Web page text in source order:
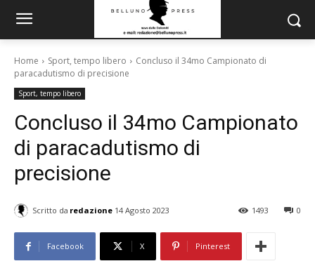
Home Sport, tempo libero
Concluso il 34mo Campionato di
paracadutismo di precisione
Sport, tempo libero
Concluso il 34mo Campionato
di paracadutismo di
precisione
Scritto da redazione 14 Agosto 2023 0
1493
Facebook X Pinterest